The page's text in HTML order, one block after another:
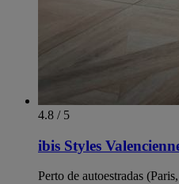
4.8 / 5
ibis Styles
Perto de autoestradas